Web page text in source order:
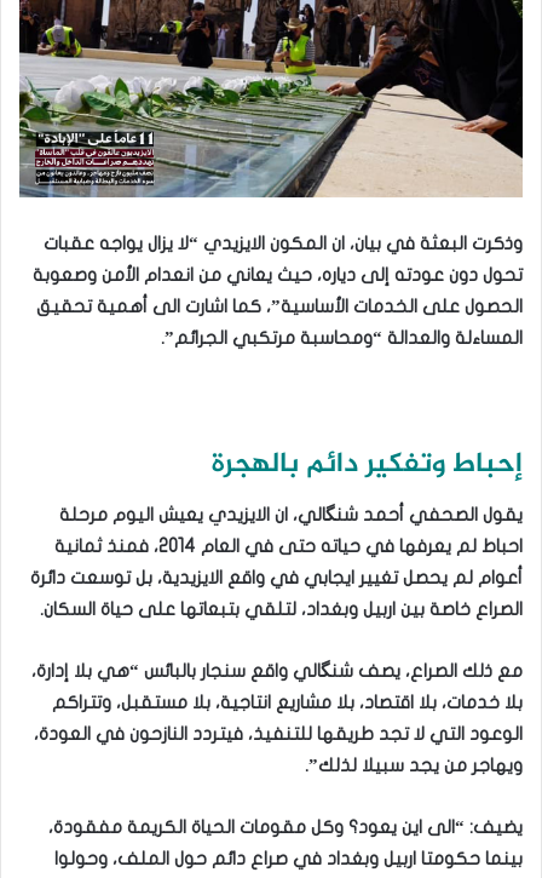
وذكرت البعثة في بيان، ان المكون الايزيدي “لا يزال يواجه عقبات
تحول دون عودته إلى دياره، حيث يعاني من انعدام الأمن وصعوبة
الحصول على الخدمات الأساسية”، كما اشارت الى أهمية تحقيق
المساءلة والعدالة “ومحاسبة مرتكبي الجرائم”.
إحباط وتفكير دائم بالهجرة
يقول الصحفي أحمد شنگالي، ان الايزيدي يعيش اليوم مرحلة
احباط لم يعرفها في حياته حتى في العام 2014، فمنذ ثمانية
أعوام لم يحصل تغيير ايجابي في واقع الايزيدية، بل توسعت دائرة
الصراع خاصة بين اربيل وبغداد، لتلقي بتبعاتها على حياة السكان.
مع ذلك الصراع، يصف شنگالي واقع سنجار بالبائس “هي بلا إدارة،
بلا خدمات، بلا اقتصاد، بلا مشاريع انتاجية، بلا مستقبل، وتتراكم
الوعود التي لا تجد طريقها للتنفيذ، فيتردد النازحون في العودة،
ويهاجر من يجد سبيلا لذلك”.
يضيف: “الى اين يعود؟ وكل مقومات الحياة الكريمة مفقودة،
بينما حكومتا اربيل وبغداد في صراع دائم حول الملف، وحولوا